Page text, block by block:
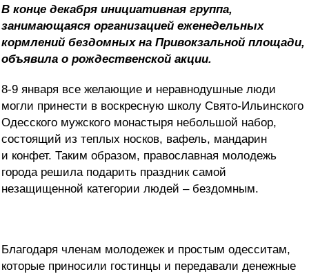
В конце декабря инициативная группа,
занимающаяся организацией еженедельных
кормлений бездомных на Привокзальной площади,
объявила о рождественской акции.
8-9 января все желающие и неравнодушные люди
могли принести в воскресную школу Свято-Ильинского
Одесского мужского монастыря небольшой набор,
состоящий из теплых носков, вафель, мандарин
и конфет. Таким образом, православная молодежь
города решила подарить праздник самой
незащищенной категории людей – бездомным.
Благодаря членам молодежек и простым одесситам,
которые приносили гостинцы и передавали денежные